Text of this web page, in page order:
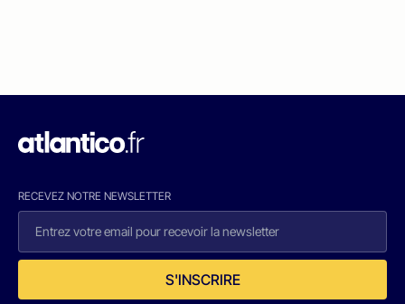
RECEVEZ NOTRE NEWSLETTER
S'INSCRIRE